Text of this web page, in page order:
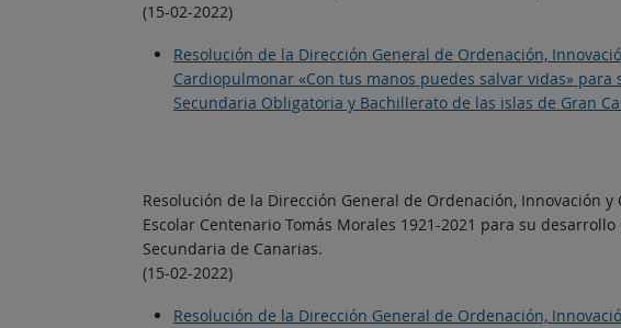
(15-02-2022)
Resolución de la Dirección General de Ordenación,
Cardiopulmonar «Con tus manos puedes salvar vidas»
Secundaria Obligatoria y Bachillerato de las islas de Gran
Resolución de la Dirección General de Ordenación, Innovación
Escolar Centenario Tomás Morales 1921-2021 para su
Secundaria de Canarias.
(15-02-2022)
Resolución de la Dirección General de Ordenación,